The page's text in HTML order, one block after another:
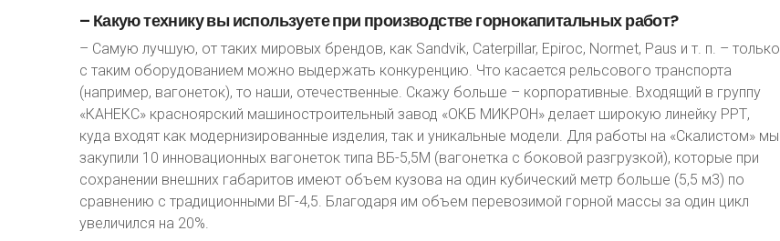
– Какуютехникувыиспользуетепри производствегорнокапитальныхработ?
– Самую лучшую, от таких мировых брендов, как Sandvik, Caterpillar, Epiroc, Normet, Paus и т. п. – только
с таким оборудованием можно выдержать конкуренцию. Что касается рельсового транспорта
(например, вагонеток), то наши, отечественные. Скажу больше – корпоративные. Входящий в группу
«КАНЕКС» красноярский машиностроительный завод «ОКБ МИКРОН» делает широкую линейку РРТ,
куда входят как модернизированные изделия, так и уникальные модели. Для работы на «Скалистом» мы
закупили 10 инновационных вагонеток типа ВБ-5,5М (вагонетка с боковой разгрузкой), которые при
сохранении внешних габаритов имеют объем кузова на один кубический метр больше (5,5 м3) по
сравнению с традиционными ВГ-4,5. Благодаря им объем перевозимой горной массы за один цикл
увеличился на 20%.